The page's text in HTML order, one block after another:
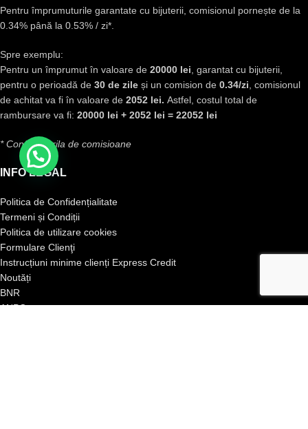
Pentru împrumuturile garantate cu bijuterii, comisionul pornește de la
0.34% până la 0.53% / zi*.
Spre exemplu:
Pentru un împrumut în valoare de 20000 lei , garantat cu bijuterii,
pentru o perioadă de 30 de zile și un comision de 0.34/zi , comisionul
de achitat va fi în valoare de 2052 lei. Astfel, costul total de
rambursare va fi: 20000 lei + 2052 lei = 22052 lei
* Conform grila de comisioane
INFO LEGAL
Politica de Confidențialitate
Termeni și Condiții
Politica de utilizare cookies
Formulare Clienţi
Instrucțiuni minime clienți Express Credit
Noutăți
BNR
ANPC